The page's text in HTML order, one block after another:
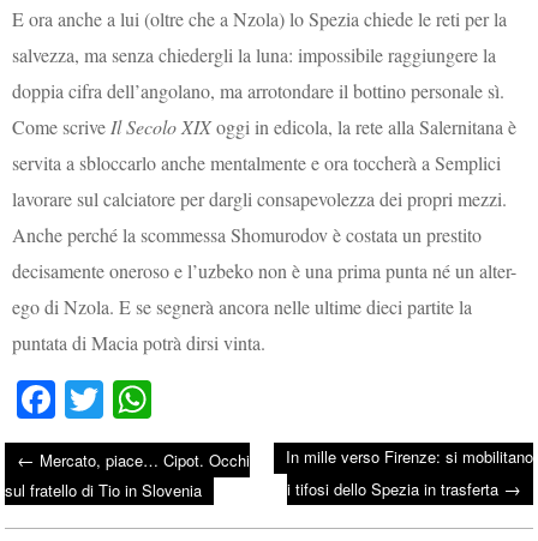
E ora anche a lui (oltre che a Nzola) lo Spezia chiede le reti per la
salvezza, ma senza chiedergli la luna: impossibile raggiungere la
doppia cifra dell’angolano, ma arrotondare il bottino personale sì.
Come scrive Il Secolo XIXoggi in edicola, la rete alla Salernitana è
servita a sbloccarlo anche mentalmente e ora toccherà a Semplici
lavorare sul calciatore per dargli consapevolezza dei propri mezzi.
Anche perché la scommessa Shomurodov è costata un prestito
decisamente oneroso e l’uzbeko non è una prima punta né un alter-
ego di Nzola. E se segnerà ancora nelle ultime dieci partite la
puntata di Macia potrà dirsi vinta.
Fa
ce
bo
ok
T
wi
tte
r
ha
ts
A
Post navigation
← Mercato, piace… Cipot. Occhi
sul fratello di Tio in Slovenia
In mille verso Firenze: si mobilitano
i tifosi dello Spezia in trasferta →